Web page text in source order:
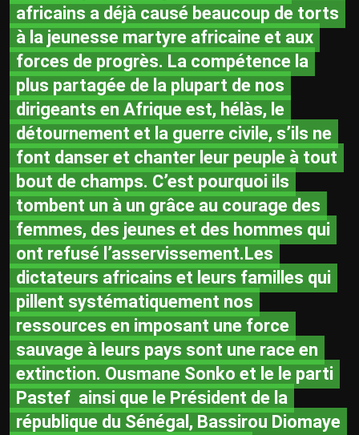
africains a déjà causé beaucoup de torts
à la jeunesse martyre africaine et aux
forces de progrès. La compétence la
plus partagée de la plupart de nos
dirigeants en Afrique est, hélàs, le
détournement et la guerre civile, s’ils ne
font danser et chanter leur peuple à tout
bout de champs. C’est pourquoi ils
tombent un à un grâce au courage des
femmes, des jeunes et des hommes qui
ont refusé l’asservissement.Les
dictateurs africains et leurs familles qui
pillent systématiquement nos
ressources en imposant une force
sauvage à leurs pays sont une race en
extinction. Ousmane Sonko et le le parti
Pastef ainsi que le Président de la
république du Sénégal, Bassirou Diomaye